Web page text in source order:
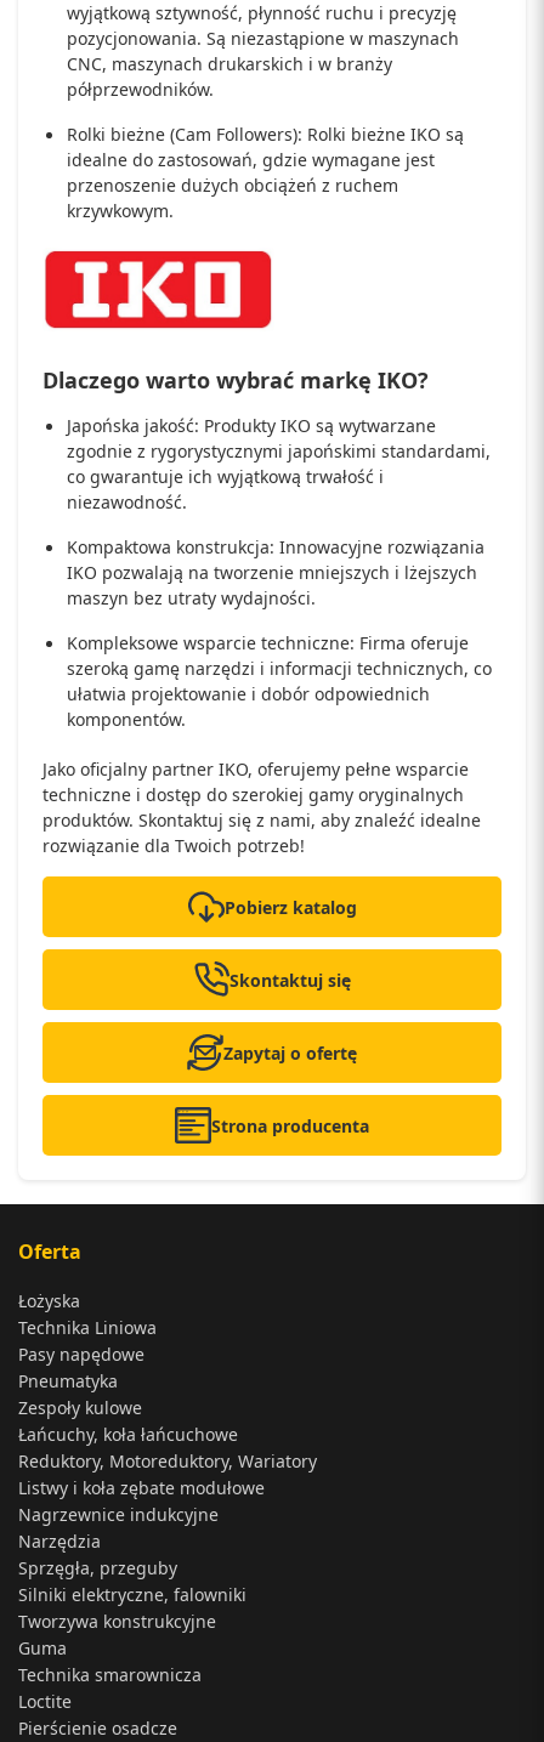
wyjątkową sztywność, płynność ruchu i precyzję
pozycjonowania. Są niezastąpione w maszynach
CNC, maszynach drukarskich i w branży
półprzewodników.
Rolki bieżne (Cam Followers): Rolki bieżne IKO są
idealne do zastosowań, gdzie wymagane jest
przenoszenie dużych obciążeń z ruchem
krzywkowym.
Dlaczego warto wybrać markę IKO?
Japońska jakość: Produkty IKO są wytwarzane
zgodnie z rygorystycznymi japońskimi standardami,
co gwarantuje ich wyjątkową trwałość i
niezawodność.
Kompaktowa konstrukcja: Innowacyjne rozwiązania
IKO pozwalają na tworzenie mniejszych i lżejszych
maszyn bez utraty wydajności.
Kompleksowe wsparcie techniczne: Firma oferuje
szeroką gamę narzędzi i informacji technicznych, co
ułatwia projektowanie i dobór odpowiednich
komponentów.
Jako oficjalny partner IKO, oferujemy pełne wsparcie
techniczne i dostęp do szerokiej gamy oryginalnych
produktów. Skontaktuj się z nami, aby znaleźć idealne
rozwiązanie dla Twoich potrzeb!
Pobierz katalog
Skontaktuj się
Zapytaj o ofertę
Strona producenta
Oferta
Łożyska
Technika Liniowa
Pasy napędowe
Pneumatyka
Zespoły kulowe
Łańcuchy, koła łańcuchowe
Reduktory, Motoreduktory, Wariatory
Listwy i koła zębate modułowe
Nagrzewnice indukcyjne
Narzędzia
Sprzęgła, przeguby
Silniki elektryczne, falowniki
Tworzywa konstrukcyjne
Guma
Technika smarownicza
Loctite
Pierścienie osadcze